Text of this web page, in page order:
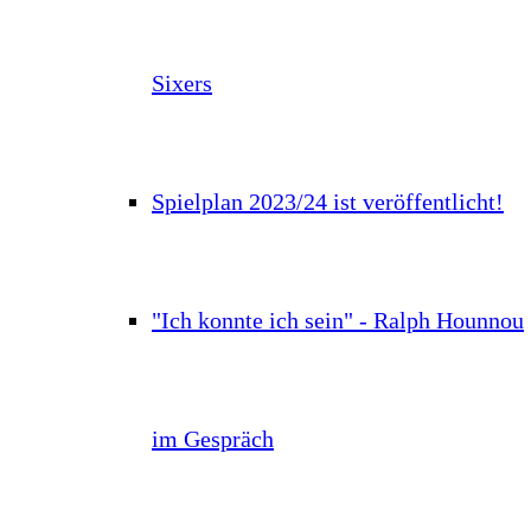
Sixers
Spielplan 2023/24 ist veröffentlicht!
"Ich konnte ich sein" - Ralph Hounnou
im Gespräch